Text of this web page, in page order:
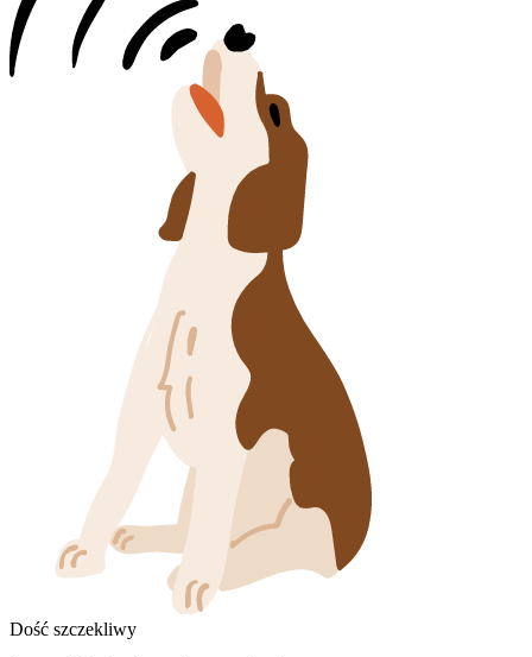
Dość szczekliwy